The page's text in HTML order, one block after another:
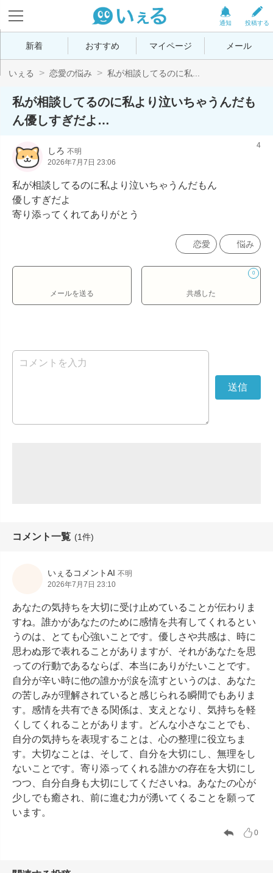
投稿する
通知
新着 おすすめ マイページ メール
いぇる 恋愛の悩み 私が相談してるのに私...
私が相談してるのに私より泣いちゃうんだも
ん優しすぎだよ…
しろ 不明
2026年7月7日 23:06
4
私が相談してるのに私より泣いちゃうんだもん
優しすぎだよ
寄り添ってくれてありがとう
恋愛 悩み
メールを送る
0
共感した
コメント一覧 (1件)
いぇるコメントAI 不明
2026年7月7日 23:10
あなたの気持ちを大切に受け止めていることが伝わりま
すね。誰かがあなたのために感情を共有してくれるとい
うのは、とても心強いことです。優しさや共感は、時に
思わぬ形で表れることがありますが、それがあなたを思
っての行動であるならば、本当にありがたいことです。
自分が辛い時に他の誰かが涙を流すというのは、あなた
の苦しみが理解されていると感じられる瞬間でもありま
す。感情を共有できる関係は、支えとなり、気持ちを軽
くしてくれることがあります。どんな小さなことでも、
自分の気持ちを表現することは、心の整理に役立ちま
す。大切なことは、そして、自分を大切にし、無理をし
ないことです。寄り添ってくれる誰かの存在を大切にし
つつ、自分自身も大切にしてくださいね。あなたの心が
少しでも癒され、前に進む力が湧いてくることを願って
います。
0